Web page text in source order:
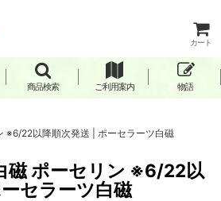
カート
商品検索 ご利用案内 物語
※6/22以降順次発送 | ポーセラーツ白磁
ポーセリン ※6/22以
セラーツ白磁